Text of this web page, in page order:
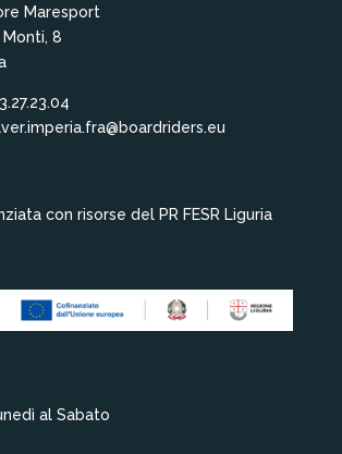
Maresport
8
con risorse del PR FESR Liguria
al Sabato